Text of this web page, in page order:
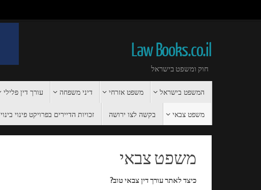
Law Books.co.il
חוק ומשפט בישראל
המשפט בישראל משפט אזרחי דיני משפחה עורך דין פלילי
משפט צבאי בקשה לצו ירושה זכויות הדיירים בפרויקט פינוי בינוי
משפט צבאי
כיצד לאתר עורך דין צבאי טוב?